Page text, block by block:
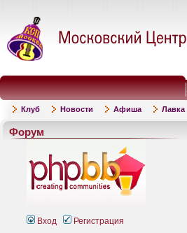
Клуб Новости Афиша Лавка
Форум
Вход Регистрация